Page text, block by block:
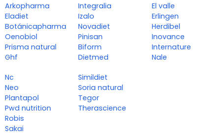
Arkopharma
Eladiet
Botánicapharma
Oenobiol
Prisma natural
Ghf
Integralia
Izalo
Novadiet
Pinisan
Biform
Dietmed
El valle
Erlingen
Herdibel
Inovance
Internature
Nale
Nc
Neo
Plantapol
Pwd nutrition
Robis
Sakai
Simildiet
Soria natural
Tegor
Therascience